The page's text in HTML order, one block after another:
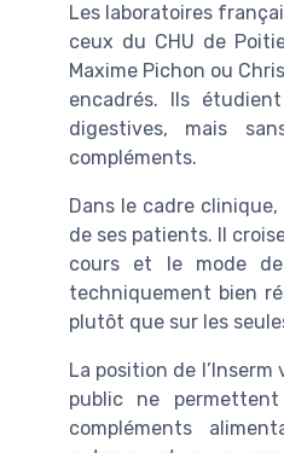
Les laboratoires
ceux du CHU de
Maxime Pichon ou
encadrés. Ils
digestives, mais
compléments.
Dans le cadre
de ses patients. Il
cours et le mode de
techniquement bien
plutôt que sur les
La position de
public ne
compléments